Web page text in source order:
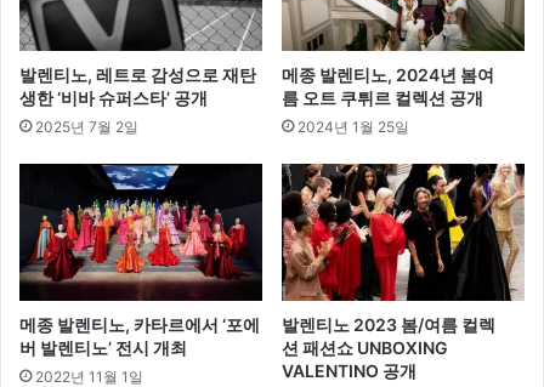
발렌티노, 레트로 감성으로 재탄
생한 ‘비바 슈퍼스타’ 공개
2025년 7월 2일
메종 발렌티노, 2024년 봄여
름 오트 쿠튀르 컬렉션 공개
2024년 1월 25일
메종 발렌티노, 카타르에서 ‘포에
버 발렌티노’ 전시 개최
2022년 11월 1일
발렌티노 2023 봄/여름 컬렉
션 패션쇼 UNBOXING
VALENTINO 공개